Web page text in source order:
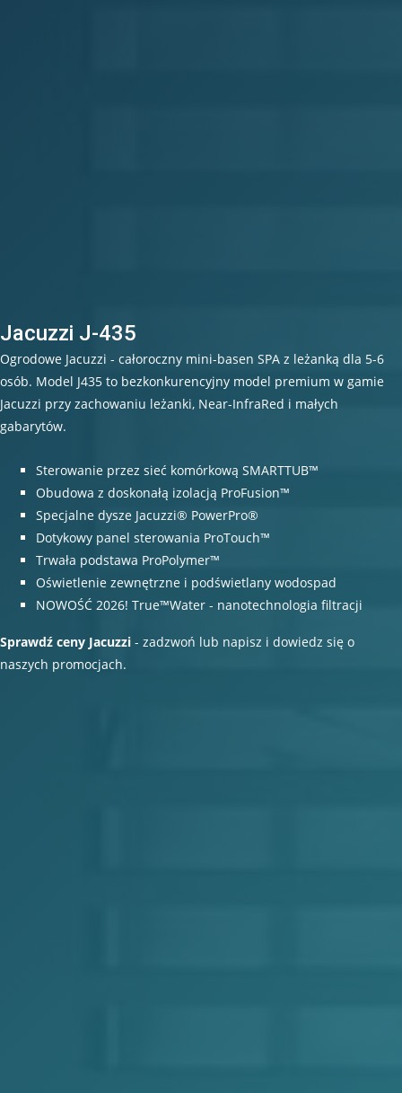
Jacuzzi J-435
Ogrodowe Jacuzzi - całoroczny mini-basen SPA z leżanką dla 5-6
osób. Model J435 to bezkonkurencyjny model premium w gamie
Jacuzzi przy zachowaniu leżanki, Near-InfraRed i małych
gabarytów.
Sterowanie przez sieć komórkową SMARTTUB™
Obudowa z doskonałą izolacją ProFusion™
Specjalne dysze Jacuzzi® PowerPro®
Dotykowy panel sterowania ProTouch™
Trwała podstawa ProPolymer™
Oświetlenie zewnętrzne i podświetlany wodospad
NOWOŚĆ 2026! True™Water - nanotechnologia filtracji
Sprawdź ceny Jacuzzi - zadzwoń lub napisz i dowiedz się o
naszych promocjach.